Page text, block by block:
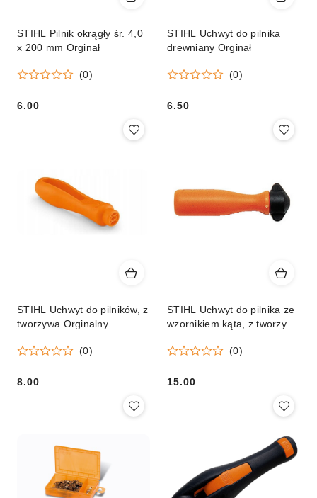
STIHL Pilnik okrągły śr. 4,0
x 200 mm Orginał
(0)
6.00
STIHL Uchwyt do pilnika
drewniany Orginał
(0)
6.50
STIHL Uchwyt do pilników, z
tworzywa Orginalny
(0)
Cena:
8.00
STIHL Uchwyt do pilnika ze
wzornikiem kąta, z tworzywa
(0)
Cena:
15.00